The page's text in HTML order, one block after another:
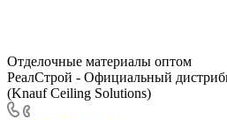
Отделочные материалы оптом
РеалСтрой - Официальный
(Knauf Ceiling Solutions)